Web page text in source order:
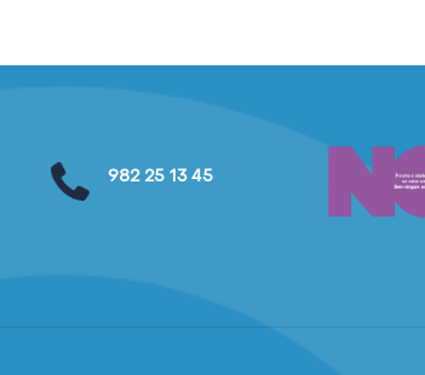
982 25 13 45